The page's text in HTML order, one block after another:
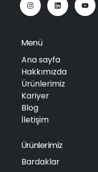
Menü
Ana sayfa
Hakkımızda
Ürünlerimiz
Kariyer
Blog
İletişim
Ürünlerimiz
Bardaklar